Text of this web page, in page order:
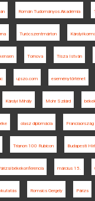
Román Tudományos Akadémia
Turócszentmárton Károlyi-
Tornova Tisza István
ujszo.com eseménytörténet
Károlyi Mihály Mohr Szilárd
olasz diplomácia Franciaország
Trianon 100 Rubicon Budapesti
békekonferencia március 15.
Romsics Gergely Párizs